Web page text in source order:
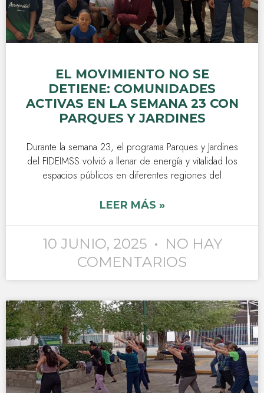
EL MOVIMIENTO NO SE
DETIENE: COMUNIDADES
ACTIVAS EN LA SEMANA 23 CON
PARQUES Y JARDINES
Durante la semana 23, el programa Parques y Jardines
del FIDEIMSS volvió a llenar de energía y vitalidad los
espacios públicos en diferentes regiones del
LEER MÁS »
10 JUNIO, 2025
NO HAY
COMENTARIOS